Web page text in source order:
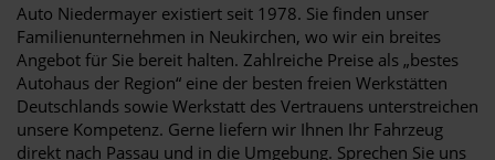
Auto Niedermayer existiert seit 1978. Sie finden unser
Familienunternehmen in Neukirchen, wo wir ein breites
Angebot für Sie bereit halten. Zahlreiche Preise als „bestes
Autohaus der Region“ eine der besten freien Werkstätten
Deutschlands sowie Werkstatt des Vertrauens unterstreichen
unsere Kompetenz. Gerne liefern wir Ihnen Ihr Fahrzeug
direkt nach Passau und in die Umgebung. Sprechen Sie uns